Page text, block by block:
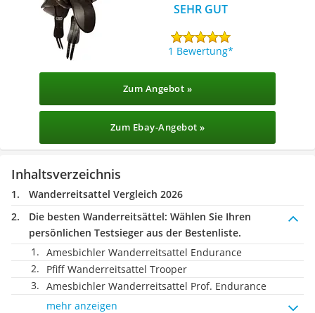
SEHR GUT
1 Bewertung
Zum Angebot »
Zum Ebay-Angebot »
Inhaltsverzeichnis
Wanderreitsattel Vergleich 2026
Die besten Wanderreitsättel: Wählen Sie Ihren
persönlichen Testsieger aus der Bestenliste.
Amesbichler Wanderreitsattel Endurance
Pfiff Wanderreitsattel Trooper
Amesbichler Wanderreitsattel Prof. Endurance
mehr anzeigen